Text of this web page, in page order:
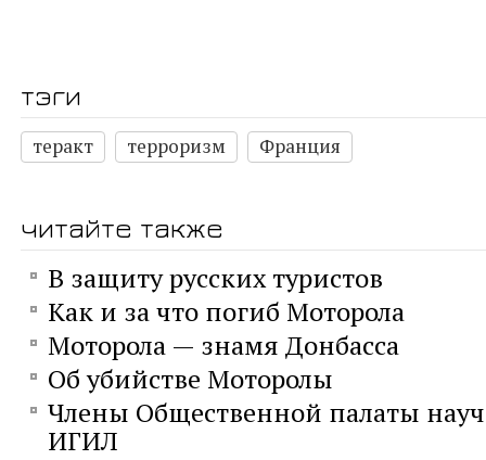
тэги
теракт терроризм Франция
читайте также
В защиту русских туристов
Как и за что погиб Моторола
Моторола — знамя Донбасса
Об убийстве Моторолы
Члены Общественной палаты
ИГИЛ